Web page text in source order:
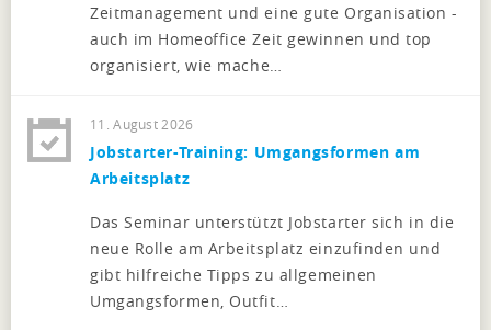
Zeitmanagement und eine gute Organisation -
auch im Homeoffice Zeit gewinnen und top
organisiert, wie mache…
11. August 2026
Jobstarter-Training: Umgangsformen am
Arbeitsplatz
Das Seminar unterstützt Jobstarter sich in die
neue Rolle am Arbeitsplatz einzufinden und
gibt hilfreiche Tipps zu allgemeinen
Umgangsformen, Outfit…